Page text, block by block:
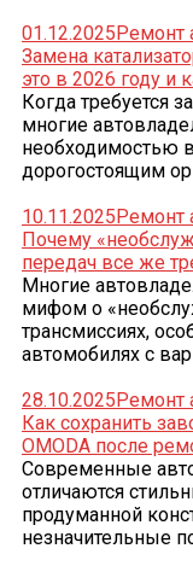
01.12.2025Ремонт
Замена
это в 2026 году и
Когда требуется
многие
необходимостью
дорогостоящим
10.11.2025Ремонт
Почему
передач все же
Многие
мифом о
трансмиссиях,
автомобилях с
28.10.2025Ремонт
Как сохранить
OMODA после
Современные
отличаются
продуманной
незначительные